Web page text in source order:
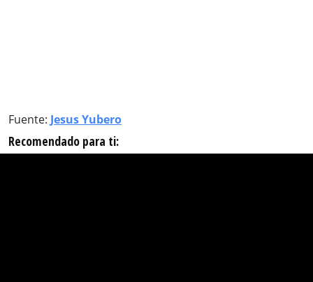
Fuente: Jesus Yubero
Recomendado para ti: